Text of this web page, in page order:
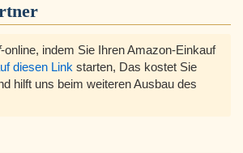
-online, indem Sie Ihren Amazon-Einkauf
diesen Link starten, Das kostet Sie
hilft uns beim weiteren Ausbau des